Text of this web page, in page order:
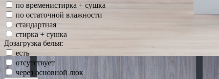
по временистирка + сушка
по остаточной влажности
стандартная
стирка + сушка
Дозагрузка белья:
есть
отсутствует
через основной люк